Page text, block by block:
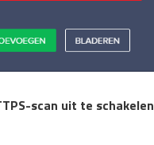
scan uit te schakelen